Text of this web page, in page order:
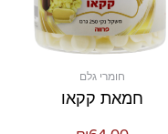
חומרי גלם
חמאת קקאו